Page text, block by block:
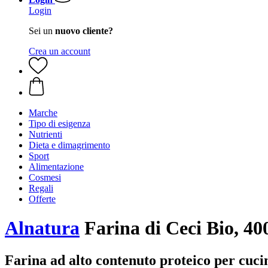
Login
Sei un nuovo cliente?
Crea un account
Marche
Tipo di esigenza
Nutrienti
Dieta e dimagrimento
Sport
Alimentazione
Cosmesi
Regali
Offerte
Alnatura Farina di Ceci Bio,
Farina ad alto contenuto proteico per